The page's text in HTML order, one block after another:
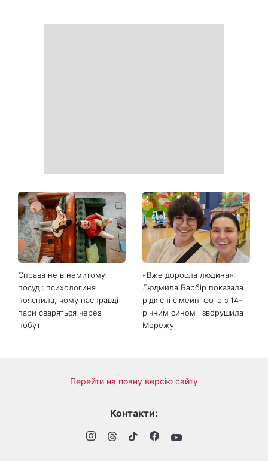
Справа не в немитому
посуді: психологиня
пояснила, чому насправді
пари сваряться через
побут
«Вже доросла людина»:
Людмила Барбір показала
рідкісні сімейні фото з 14-
річним сином і зворушила
Мережу
Перейти на повну версію сайту
Контакти: